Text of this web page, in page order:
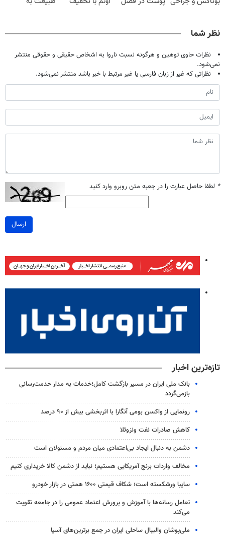
نظر شما
نظرات حاوی توهین و هرگونه نسبت ناروا به اشخاص حقیقی و حقوقی منتشر
نمی‌شود.
نظراتی که غیر از زبان فارسی یا غیر مرتبط با خبر باشد منتشر نمی‌شود.
* لطفا حاصل عبارت را در جعبه متن روبرو وارد کنید
ارسال
تازه‌ترین اخبار
بانک ملی ایران در مسیر بازگشت کامل؛خدمات به مدار خدمت‌رسانی
بازمی‌گردد
رونمایی از واکسن بومی آنگارا با اثربخشی بیش از ۹۰ درصد
کاهش صادرات نفت ونزوئلا
دشمن به دنبال ایجاد بی‌اعتمادی میان مردم و مسئولان است
مخالف واردات برنج آمریکایی هستیم؛ نباید از دشمن کالا خریداری کنیم
سایپا ورشکسته است؛ شکاف قیمتی ۱۶۰۰ همتی در بازار خودرو
تعامل رسانه‌ها با آموزش و پرورش اعتماد عمومی را در جامعه تقویت
می‌کند
ملی‌پوشان والیبال ساحلی ایران در جمع برترین‌های آسیا